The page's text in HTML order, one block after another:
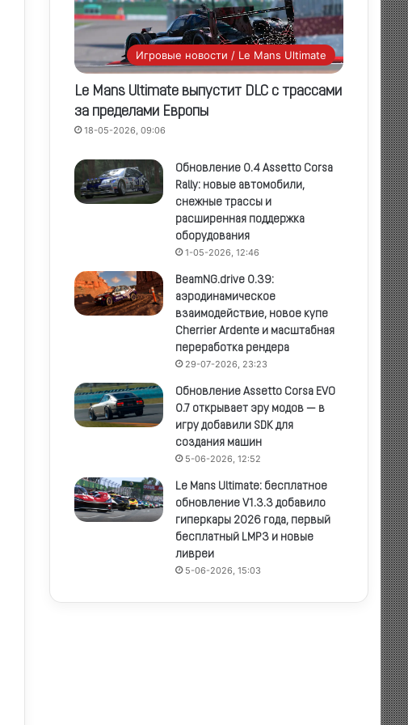
Игровые новости / Le Mans Ultimate
Le Mans Ultimate выпустит DLC с трассами
за пределами Европы
18-05-2026, 09:06
Обновление 0.4 Assetto Corsa
Rally: новые автомобили,
снежные трассы и
расширенная поддержка
оборудования
1-05-2026, 12:46
BeamNG.drive 0.39:
аэродинамическое
взаимодействие, новое купе
Cherrier Ardente и масштабная
переработка рендера
29-07-2026, 23:23
Обновление Assetto Corsa EVO
0.7 открывает эру модов — в
игру добавили SDK для
создания машин
5-06-2026, 12:52
Le Mans Ultimate: бесплатное
обновление V1.3.3 добавило
гиперкары 2026 года, первый
бесплатный LMP3 и новые
ливреи
5-06-2026, 15:03